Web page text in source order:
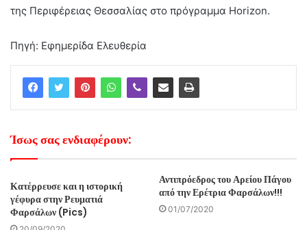
της Περιφέρειας Θεσσαλίας στο πρόγραμμα Horizon.
Πηγή: Εφημερίδα Ελευθερία
Ίσως σας ενδιαφέρουν:
Κατέρρευσε και η ιστορική
γέφυρα στην Ρευματιά
Φαρσάλων (Pics)
Αντιπρόεδρος του Αρείου Πάγου
από την Ερέτρια Φαρσάλων!!!
01/07/2020